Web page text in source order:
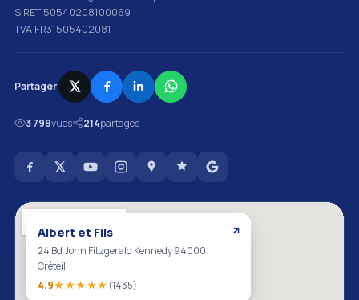
SIRET 50540208100069
TVA FR31505402081
Partager
3 799vues 214partages
Albert et Fils
24 Bd John Fitzgerald Kennedy 94000
Créteil
4.9★★★★★ (1435)
↗